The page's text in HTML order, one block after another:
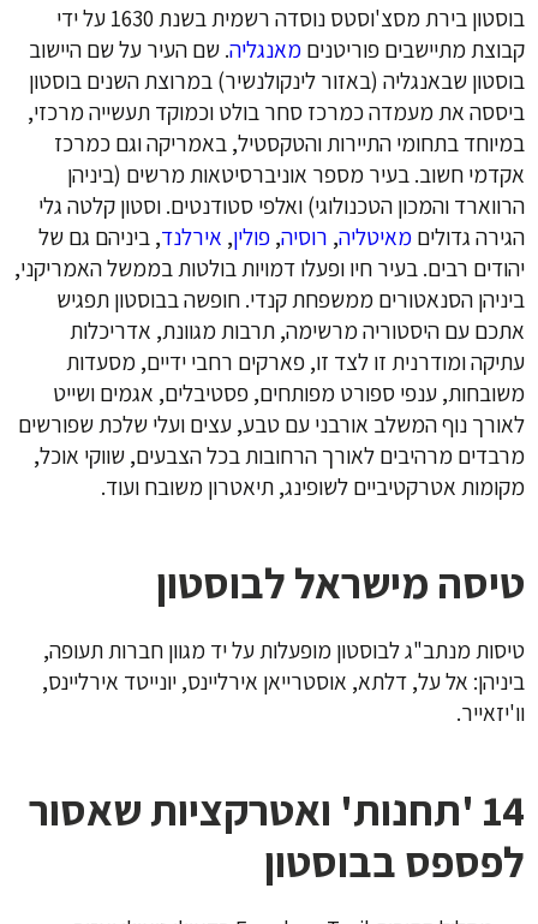
בוסטון בירת מסצ'וסטס נוסדה רשמית בשנת 1630 על ידי
קבוצת מתיישבים פוריטניםמאנגליה. שם העיר על שם היישוב
בוסטון שבאנגליה (באזור לינקולנשיר) במרוצת השנים בוסטון
ביססה את מעמדה כמרכז סחר בולט וכמוקד תעשייה מרכזי,
במיוחד בתחומי התיירות והטקסטיל, באמריקה וגם כמרכז
אקדמי חשוב. בעיר מספר אוניברסיטאות מרשים (ביניהן
הרווארד והמכון הטכנולוגי) ואלפי סטודנטים. וסטון קלטה גלי
הגירה גדוליםמאיטליה, רוסיה,פולין, אירלנד, ביניהם גם של
יהודים רבים. בעיר חיו ופעלו דמויות בולטות בממשל האמריקני,
ביניהן הסנאטורים ממשפחת קנדי. חופשה בבוסטון תפגיש
אתכם עם היסטוריה מרשימה, תרבות מגוונת, אדריכלות
עתיקה ומודרנית זו לצד זו, פארקים רחבי ידיים, מסעדות
משובחות, ענפי ספורט מפותחים, פסטיבלים, אגמים ושייט
לאורך נוף המשלב אורבני עם טבע, עצים ועלי שלכת שפורשים
מרבדים מרהיבים לאורך הרחובות בכל הצבעים, שווקי אוכל,
מקומות אטרקטיביים לשופינג, תיאטרון משובח ועוד.
טיסה מישראל לבוסטון
טיסות מנתב"ג לבוסטון מופעלות על יד מגוון חברות תעופה,
ביניהן: אל על, דלתא, אוסטרייאן אירליינס, יונייטד אירליינס,
וו'יזאייר.
14 'תחנות' ואטרקציות שאסור
לפספס בבוסטון